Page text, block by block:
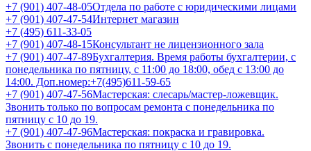
+7 (901) 407-48-05Отдела по работе с юридическими лицами
+7 (901) 407-47-54Интернет магазин
+7 (495) 611-33-05
+7 (901) 407-48-15Консультант не лицензионного зала
+7 (901) 407-47-89Бухгалтерия. Время работы бухгалтерии, с
понедельника по пятницу, с 11:00 до 18:00, обед с 13:00 до
14:00. Доп.номер:+7(495)611-59-65
+7 (901) 407-47-56Мастерская: слесарь/мастер-ложевщик.
Звонить только по вопросам ремонта с понедельника по
пятницу с 10 до 19.
+7 (901) 407-47-96Мастерская: покраска и гравировка.
Звонить с понедельника по пятницу с 10 до 19.